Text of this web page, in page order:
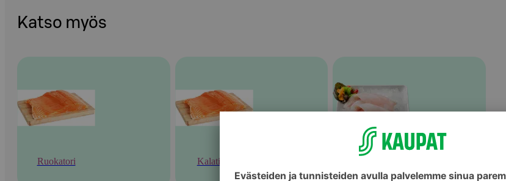
Katso myös
Ruokatori Kalatiski